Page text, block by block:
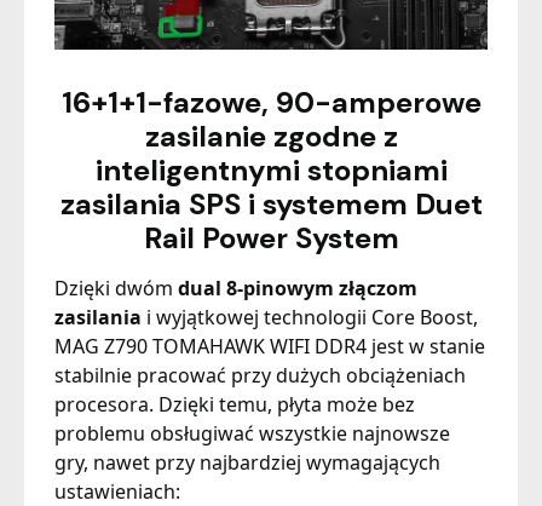
16+1+1-fazowe, 90-amperowe
zasilanie zgodne z
inteligentnymi stopniami
zasilania SPS i systemem Duet
Rail Power System
Dzięki dwóm dual 8-pinowym złączom
zasilania i wyjątkowej technologii Core Boost,
MAG Z790 TOMAHAWK WIFI DDR4 jest w stanie
stabilnie pracować przy dużych obciążeniach
procesora. Dzięki temu, płyta może bez
problemu obsługiwać wszystkie najnowsze
gry, nawet przy najbardziej wymagających
ustawieniach: